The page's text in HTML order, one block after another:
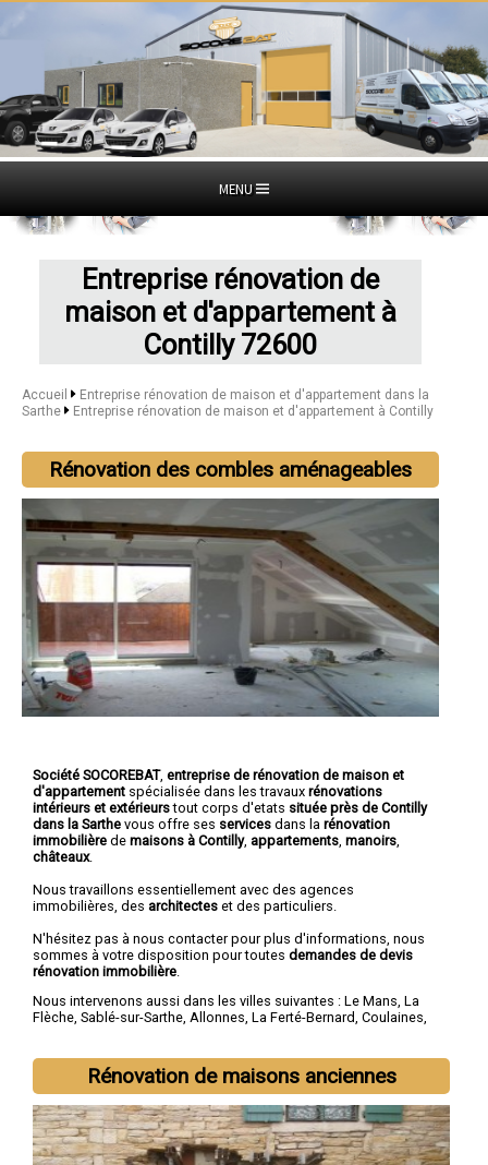
MENU
Entreprise rénovation de
maison et d'appartement à
Contilly 72600
Accueil
Entreprise rénovation de maison et d'appartement dans la
Sarthe
Entreprise rénovation de maison et d'appartement à Contilly
Rénovation des combles aménageables
Société SOCOREBAT, entreprise de rénovation de maison et
d'appartement spécialisée dans les travaux rénovations
intérieurs et extérieurstout corps d'etats située près de Contilly
dans la Sarthe vous offre ses services dans la rénovation
immobilière de maisons à Contilly, appartements manoirs
châteaux.
Nous travaillons essentiellement avec des agences
immobilières, des architectes et des particuliers.
N'hésitez pas à nous contacter pour plus d'informations, nous
sommes à votre disposition pour toutes demandes de devis
rénovation immobilière
Nous intervenons aussi dans les villes suivantes : Le Mans, La
Flèche, Sablé-sur-Sarthe, Allonnes, La Ferté-Bernard, Coulaines,
Rénovation de maisons anciennes